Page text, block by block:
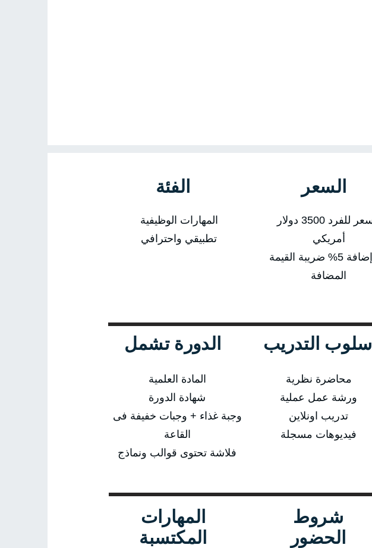
الفئة
المهارات الوظيفية
تطبيقي واحترافي
السعر
السعر للفرد 3500 دولار
أمريكي
يتم إضافة 5% ضريبة القيمة
المضافة
الدورة تشمل
المادة العلمية
شهادة الدورة
وجبة غذاء + وجبات خفيفة فى
القاعة
فلاشة تحتوى قوالب ونماذج
أسلوب التدريب
محاضرة نظرية
ورشة عمل عملية
تدريب اونلاين
فيديوهات مسجلة
المهارات
المكتسبة
شروط
الحضور